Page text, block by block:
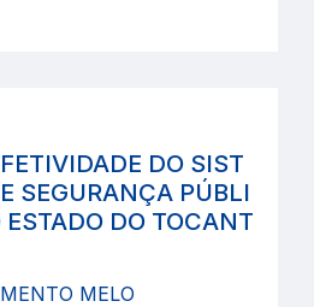
DO SIST
SEGURANÇA PÚBLI
DO TOCANT
MELO